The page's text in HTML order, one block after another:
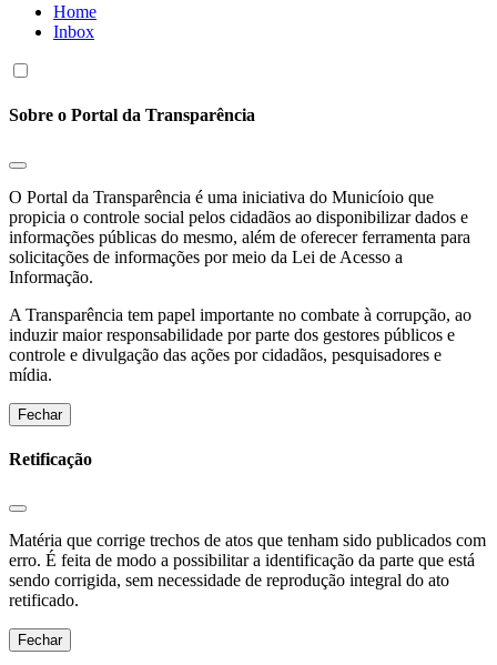
Home
Inbox
Sobre o Portal da Transparência
O Portal da Transparência é uma iniciativa do Municíoio que
propicia o controle social pelos cidadãos ao disponibilizar dados e
informações públicas do mesmo, além de oferecer ferramenta para
solicitações de informações por meio da Lei de Acesso a
Informação.
A Transparência tem papel importante no combate à corrupção, ao
induzir maior responsabilidade por parte dos gestores públicos e
controle e divulgação das ações por cidadãos, pesquisadores e
mídia.
Fechar
Retificação
Matéria que corrige trechos de atos que tenham sido publicados com
erro. É feita de modo a possibilitar a identificação da parte que está
sendo corrigida, sem necessidade de reprodução integral do ato
retificado.
Fechar